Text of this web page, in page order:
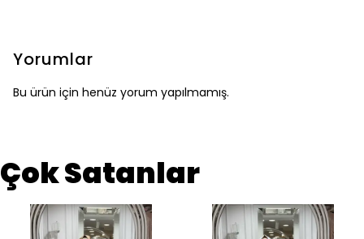
Yorumlar
Bu ürün için henüz yorum yapılmamış.
Çok Satanlar